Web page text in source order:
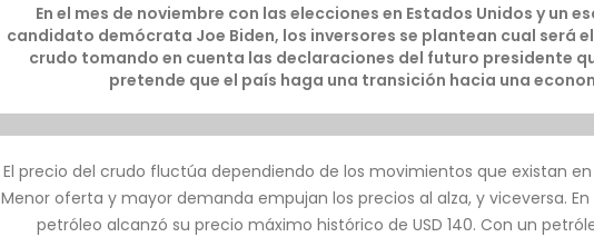
En el mes de noviembre con las elecciones en Estados Unidos y un
candidato demócrata Joe Biden, los inversores se plantean cual será
crudo tomando en cuenta las declaraciones del futuro presidente
pretende que el país haga una transición hacia una
El precio del crudo fluctúa dependiendo de los movimientos que existan
Menor oferta y mayor demanda empujan los precios al alza, y viceversa. En
petróleo alcanzó su precio máximo histórico de USD 140. Con un